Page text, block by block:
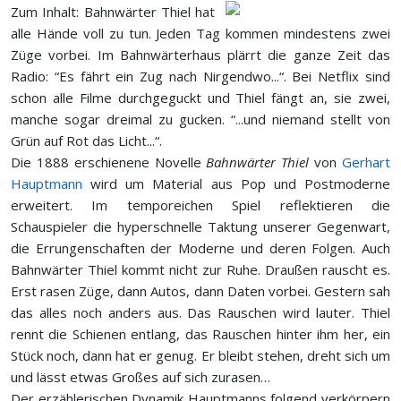
Zum Inhalt: Bahnwärter Thiel hat
alle Hände voll zu tun. Jeden Tag kommen mindestens zwei
Züge vorbei. Im Bahnwärterhaus plärrt die ganze Zeit das
Radio: “Es fährt ein Zug nach Nirgendwo...“. Bei Netflix sind
schon alle Filme durchgeguckt und Thiel fängt an, sie zwei,
manche sogar dreimal zu gucken. “...und niemand stellt von
Grün auf Rot das Licht...“.
Die 1888 erschienene NovelleBahnwärter ThielvonGerhart
Hauptmann wird um Material aus Pop und Postmoderne
erweitert. Im temporeichen Spiel reflektieren die
Schauspieler die hyperschnelle Taktung unserer Gegenwart,
die Errungenschaften der Moderne und deren Folgen. Auch
Bahnwärter Thiel kommt nicht zur Ruhe. Draußen rauscht es.
Erst rasen Züge, dann Autos, dann Daten vorbei. Gestern sah
das alles noch anders aus. Das Rauschen wird lauter. Thiel
rennt die Schienen entlang, das Rauschen hinter ihm her, ein
Stück noch, dann hat er genug. Er bleibt stehen, dreht sich um
und lässt etwas Großes auf sich zurasen…